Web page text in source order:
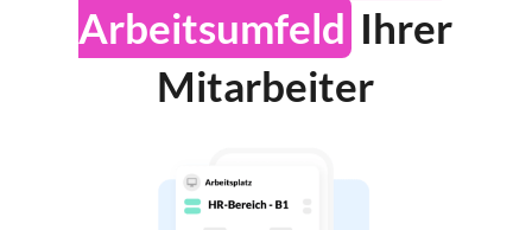
Arbeitsumfeld Ihrer
Mitarbeiter